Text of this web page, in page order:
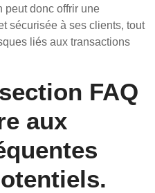
peut donc offrir une
sécurisée à ses clients, tout
liés aux transactions
FAQ
aux